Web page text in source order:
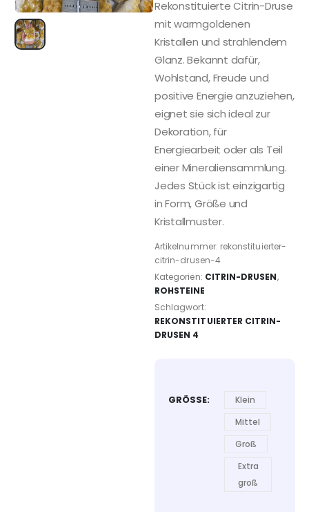
Rekonstituierte Citrin-Druse
mit warmgoldenen
Kristallen und strahlendem
Glanz. Bekannt dafür,
Wohlstand, Freude und
positive Energie anzuziehen,
eignet sie sich ideal zur
Dekoration, für
Energiearbeit oder als Teil
einer Mineraliensammlung.
Jedes Stück ist einzigartig
in Form, Größe und
Kristallmuster.
Artikelnummer: rekonstituierter-
citrin-drusen-4
Kategorien: CITRIN-DRUSEN,
ROHSTEINE
Schlagwort:
REKONSTITUIERTER CITRIN-
DRUSEN 4
GRÖSSE
Klein
Mittel
Groß
Extra
groß